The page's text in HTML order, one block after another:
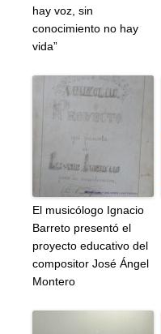
hay voz, sin
conocimiento no hay
vida”
El musicólogo Ignacio
Barreto presentó el
proyecto educativo del
compositor José Ángel
Montero